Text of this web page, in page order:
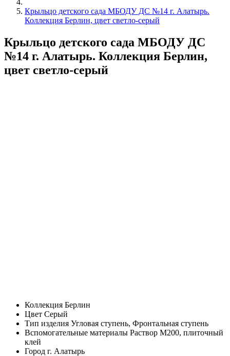
Крыльцо детского сада МБОДУ ДС №14 г. Алатырь.
Коллекция Берлин, цвет светло-серый
Крыльцо детского сада МБОДУ ДС
№14 г. Алатырь. Коллекция Берлин,
цвет светло-серый
Коллекция Берлин
Цвет Серый
Тип изделия Угловая ступень, Фронтальная ступень
Вспомогательные материалы Раствор М200, плиточный
клей
Город г. Алатырь